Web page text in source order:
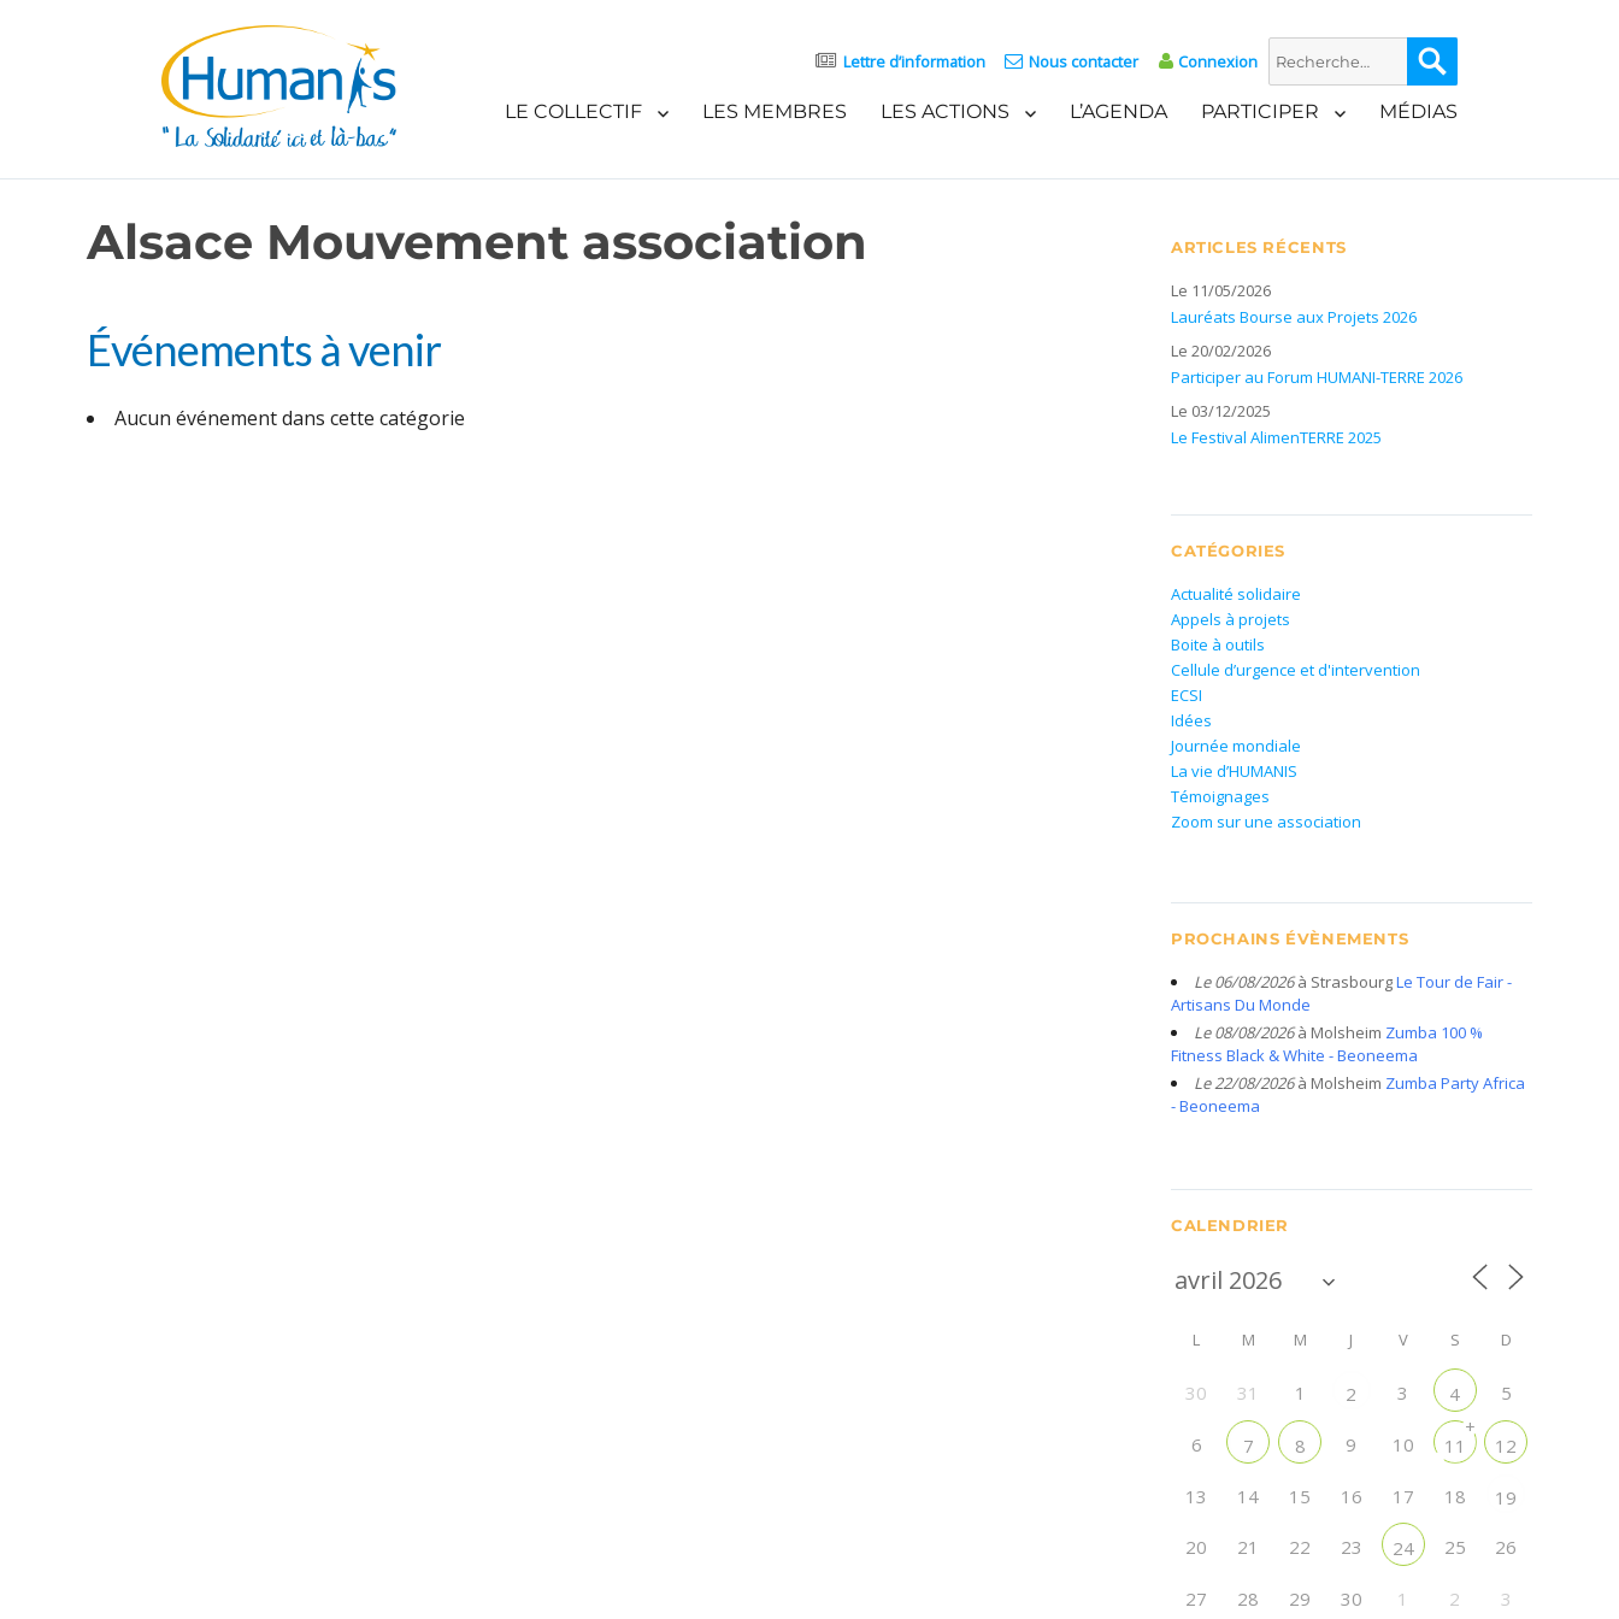
Lettre d’information Nous contacter Connexion
Recherche
pour :
LE COLLECTIF LES MEMBRES LES ACTIONS L’AGENDA PARTICIPER MÉDIAS
Alsace Mouvement association
Événements à venir
Aucun événement dans cette catégorie
ARTICLES RÉCENTS
Le 11/05/2026
Lauréats Bourse aux Projets 2026
Le 20/02/2026
Participer au Forum HUMANI-TERRE 2026
Le 03/12/2025
Le Festival AlimenTERRE 2025
CATÉGORIES
Actualité solidaire
Appels à projets
Boite à outils
Cellule d’urgence et d'intervention
ECSI
Idées
Journée mondiale
La vie d’HUMANIS
Témoignages
Zoom sur une association
PROCHAINS ÉVÈNEMENTS
Le 06/08/2026à StrasbourgLe Tour de Fair -
Artisans Du Monde
Le 08/08/2026à Molsheim Zumba 100 %
Fitness Black & White - Beoneema
Le 22/08/2026à Molsheim Zumba Party Africa
- Beoneema
CALENDRIER
L M M J V S D
30 31 1 2 3 4 5
6 7 8 9 10 11
+
12
13 14 15 16 17 18 19
20 21 22 23 24 25 26
27 28 29 30 1 2 3